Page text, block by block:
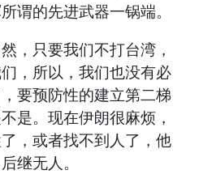
谓的先进武器一锅端。
，只要我们不打台湾，
，所以，我们也没有必
要预防性的建立第二梯
是。现在伊朗很麻烦，
，或者找不到人了，他
继无人。